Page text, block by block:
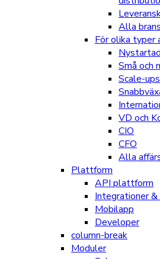
Alla
För olika typer
Små och
Scale-ups
VD och
CIO
CFO
Alla
Plattform
API plattform
Integrationer
Mobilapp
Developer
column-break
Moduler